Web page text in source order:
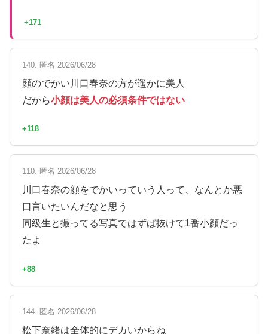
+171
140. 匿名 2026/06/28
顔のでかい川口春奈の方が遥かに美人
だから小顔は美人の必須条件ではない
+118
110. 匿名 2026/06/28
川口春奈の顔をでかいっていう人って、なんとか悪
口言いたいんだなと思う
同級生と撮ってる写真ではずば抜けて1番小顔だっ
たよ
+88
144. 匿名 2026/06/28
松下奈緒は全体的にデカいからね